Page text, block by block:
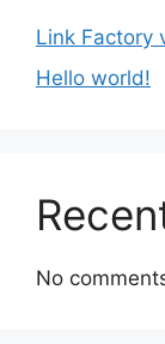
Link Factory
Hello world!
No